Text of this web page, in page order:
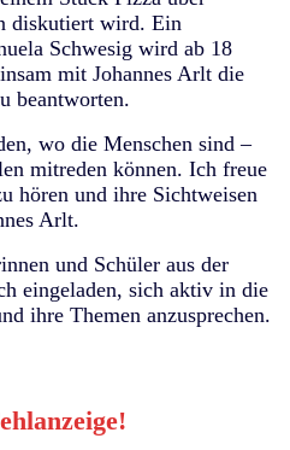
diskutiert wird. Ein
Schwesig wird ab 18
mit Johannes Arlt die
beantworten.
wo die Menschen sind –
mitreden können. Ich freue
hören und ihre Sichtweisen
Arlt.
und Schüler aus der
eingeladen, sich aktiv in die
ihre Themen anzusprechen.